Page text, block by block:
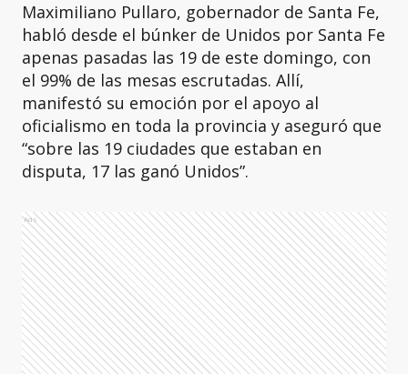
Maximiliano Pullaro, gobernador de Santa Fe,
habló desde el búnker de Unidos por Santa Fe
apenas pasadas las 19 de este domingo, con
el 99% de las mesas escrutadas. Allí,
manifestó su emoción por el apoyo al
oficialismo en toda la provincia y aseguró que
“sobre las 19 ciudades que estaban en
disputa, 17 las ganó Unidos”.
Ads